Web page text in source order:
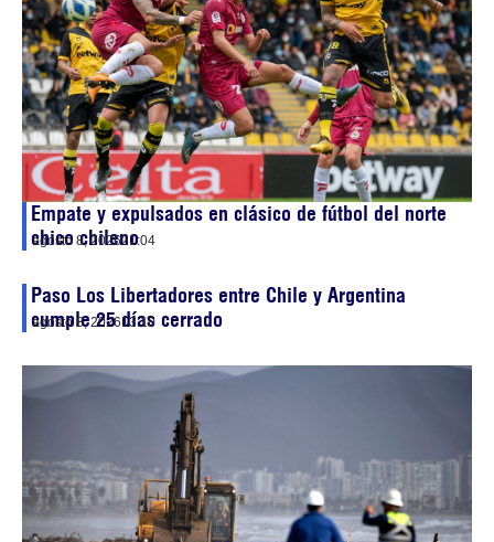
Empate y expulsados en clásico de fútbol del norte
chico chileno
agosto 8, 202621:04
Paso Los Libertadores entre Chile y Argentina
cumple 25 días cerrado
agosto 8, 202613:10